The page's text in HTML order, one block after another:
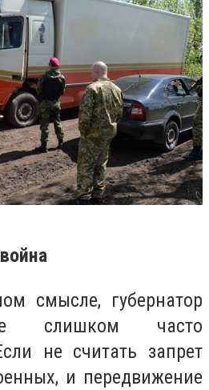
смысле, губернатор
слишком часто
не считать запрет
и передвижение